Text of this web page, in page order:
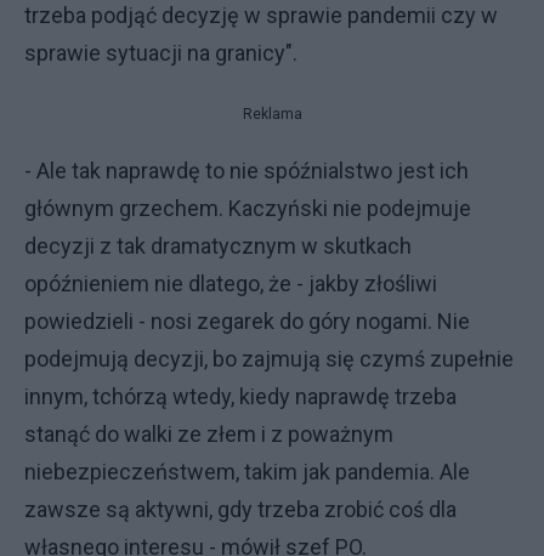
trzeba podjąć decyzję w sprawie pandemii czy w
sprawie sytuacji na granicy".
Reklama
- Ale tak naprawdę to nie spóźnialstwo jest ich
głównym grzechem. Kaczyński nie podejmuje
decyzji z tak dramatycznym w skutkach
opóźnieniem nie dlatego, że - jakby złośliwi
powiedzieli - nosi zegarek do góry nogami. Nie
podejmują decyzji, bo zajmują się czymś zupełnie
innym, tchórzą wtedy, kiedy naprawdę trzeba
stanąć do walki ze złem i z poważnym
niebezpieczeństwem, takim jak pandemia. Ale
zawsze są aktywni, gdy trzeba zrobić coś dla
własnego interesu - mówił szef PO.